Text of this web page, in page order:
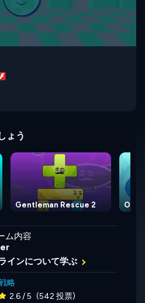
ょう
Gentleman Rescue 2 Omit
ム内容
インについて学ぶ
略
2.6 / 5 (542 投票)